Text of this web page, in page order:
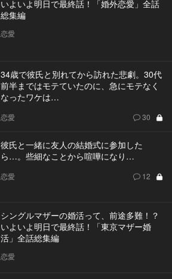
いよいよ明日で最終話！「婚外恋愛」全話
総集編
恋愛
34歳で彼氏と別れてから訪れた悲劇。30代
前半まではモテていたのに、急にモテなく
なったワケは…
恋愛 30
彼氏と一緒に友人の結婚式に参加した
ら…。些細なことから喧嘩になり…
恋愛 12
シングルマザーの婚活って、前途多難！？
いよいよ明日で最終話！「東京マザー婚
活」全話総集編
恋愛